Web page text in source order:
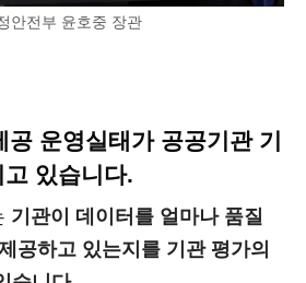
안전부 윤호중 장관
운영실태가 공공기관 기
있습니다.
기관이 데이터를 얼마나 품질
공하고 있는지를 기관 평가의